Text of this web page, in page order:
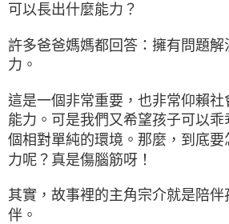
可以長出什麼能力？
許多爸爸媽媽都回答：擁有問題
力。
這是一個非常重要，也非常仰賴社
能力。可是我們又希望孩子可以
個相對單純的環境。那麼，到底
力呢？真是傷腦筋呀！
其實，故事裡的主角宗介就是陪
伴。